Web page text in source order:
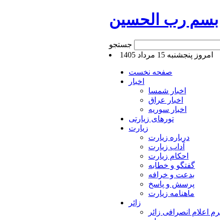
بسم رب الحسین
امروز پنجشنبه 15 مرداد 1405
صفحه نخست
اخبار
اخبار شمسا
اخبار عراق
اخبار سوریه
تورهای زیارتی
زیارت
درباره زیارت
آداب زیارت
احکام زیارت
گفتگو و خطابه
بدعت و خرافه
پرسش و پاسخ
ماهنامه زیارت
زائر
اعلام انصرافی زائر